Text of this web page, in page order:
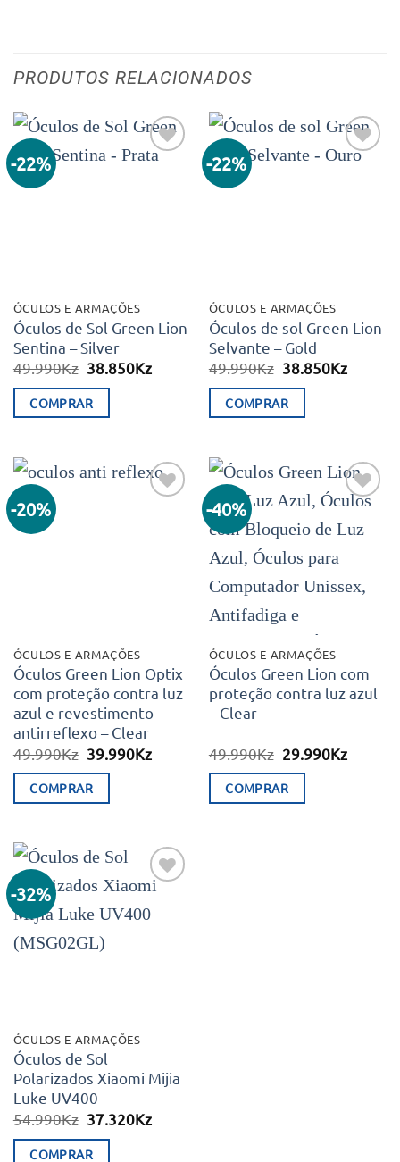
PRODUTOS RELACIONADOS
-22%
ÓCULOS E ARMAÇÕES
Óculos de Sol Green Lion
Sentina – Silver
49.990Kz O
original
era:
38.850KzO
COMPRAR
-22%
ÓCULOS E ARMAÇÕES
Óculos de sol Green Lion
Selvante – Gold
49.990Kz O
original
era:
38.850KzO
COMPRAR
-20%
ÓCULOS E ARMAÇÕES
Óculos Green Lion Optix
com proteção contra luz
azul e revestimento
antirreflexo – Clear
49.990Kz O
original
era:
39.990KzO
COMPRAR
-40%
aos meus
ÓCULOS E ARMAÇÕES
Óculos Green Lion com
proteção contra luz azul
– Clear
49.990Kz O
original
era:
29.990KzO
COMPRAR
-32%
aos meus
ÓCULOS E ARMAÇÕES
Óculos de Sol
Polarizados Xiaomi Mijia
Luke UV400
54.990Kz O
original
37.320KzO
COMPRAR